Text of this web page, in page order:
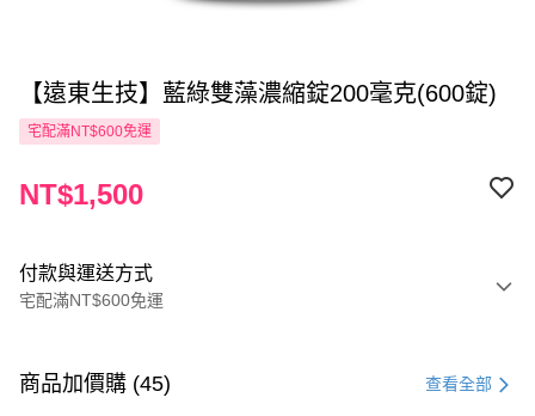
【遠東生技】藍綠雙藻濃縮錠200毫克(600錠)
宅配滿NT$600免運
NT$1,500
付款與運送方式
宅配滿NT$600免運
信用卡一次付款
商品加價購 (45) 查看全部